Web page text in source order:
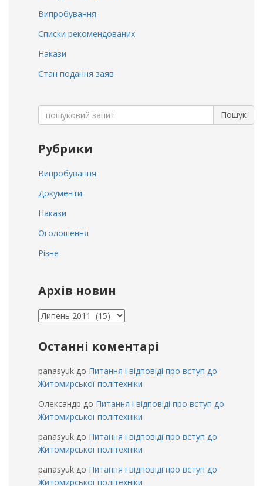
Випробування
Списки рекомендованих
Накази
Стан подання заяв
Search
for:
Пошук
Рубрики
Випробування
Документи
Накази
Оголошення
Різне
Архів новин
Архів
новин
Останні коментарі
panasyuk до Питання і відповіді про вступ до
Житомирської політехніки
Олександр до Питання і відповіді про вступ до
Житомирської політехніки
panasyuk до Питання і відповіді про вступ до
Житомирської політехніки
panasyuk до Питання і відповіді про вступ до
Житомирської політехніки